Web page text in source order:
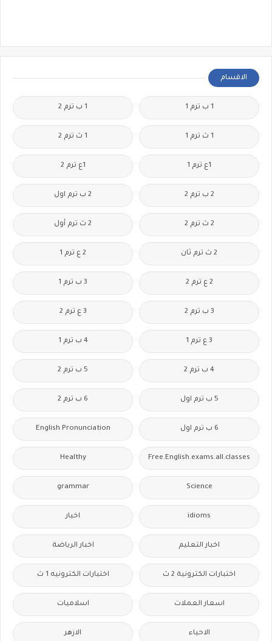
الاقسام
1 ب ترم 1 1 ب ترم 2
1 ث ترم 1 1 ث ترم 2
1ع ترم 1 1ع ترم 2
2 ب ترم 2 2 ب ترم اول
2 ث ترم 2 2 ث ترم أول
2 ث ترم ثان 2 ع ترم 1
2 ع ترم 2 3 ب ترم 1
3 ب ترم 2 3 ع ترم 2
3 ع ترم 1 4 ب ترم 1
4 ب ترم 2 5 ب ترم 2
5 ب ترم اول 6 ب ترم 2
6 ب ترم اول English Pronunciation
Free.English.exams.all.classes
Healthy
Science
grammar
idioms اخبار
اخبار التعليم اخبار الرياضة
اختبارات الكترونية 2 ث اختبارات الكترونيه 1 ث
اسعار العملات اسلاميات
الاحياء الازهر